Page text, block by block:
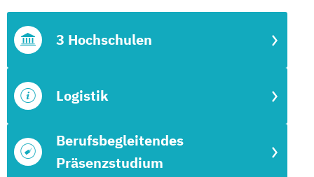
Berufsbegleitendes
Präsenzstudium
Logistik
3 Hochschulen